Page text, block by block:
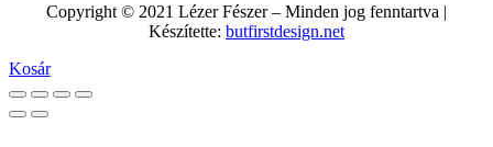
Copyright © 2021 Lézer Fészer – Minden jog fenntartva |
Készítette: butfirstdesign.net
Kosár